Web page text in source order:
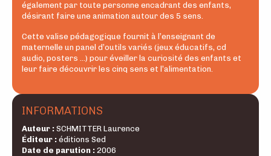
également par toute personne encadrant des enfants,
désirant faire une animation autour des 5 sens.
Cette valise pédagogique fournit à l’enseignant de
maternelle un panel d’outils variés (jeux éducatifs, cd
audio, posters …) pour éveiller la curiosité des enfants et
leur faire découvrir les cinq sens et l’alimentation.
INFORMATIONS
Auteur : SCHMITTER Laurence
Éditeur : éditions Sed
Date de parution : 2006